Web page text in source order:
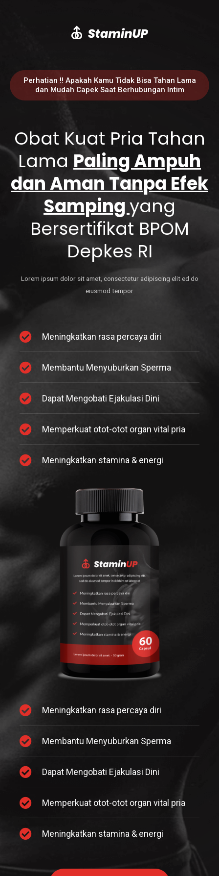
Perhatian !! Apakah Kamu Tidak Bisa Tahan Lama
dan Mudah Capek Saat Berhubungan Intim
Obat Kuat Pria Tahan
Lama Paling Ampuh
dan Aman Tanpa Efek
Sampingyang
Bersertifikat BPOM
Depkes RI
Lorem ipsum dolor sit amet, consectetur adipiscing elit ed do
eiusmod tempor
Meningkatkan rasa percaya diri
Membantu Menyuburkan Sperma
Dapat Mengobati Ejakulasi Dini
Memperkuat otot-otot organ vital pria
Meningkatkan stamina & energi
Meningkatkan rasa percaya diri
Membantu Menyuburkan Sperma
Dapat Mengobati Ejakulasi Dini
Memperkuat otot-otot organ vital pria
Meningkatkan stamina & energi